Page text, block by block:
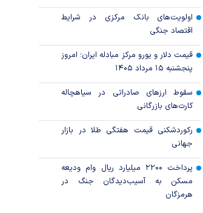
اولویت‌های بانک مرکزی در شرایط
اقتصاد جنگی
قیمت دلار و یورو مرکز مبادله ایران؛ امروز
پنجشنبه ۱۵ مرداد ۱۴۰۵
سقوط ارزهای صادراتی در سیاهچاله
کارت‌های بازرگانی
رکوردشکنی قیمت هفتگی طلا در بازار‌
جهانی
پرداخت ۲۲۰۰ میلیارد ریال وام ودیعه
مسکن به آسیب‌دیدگان جنگ در
هرمزگان